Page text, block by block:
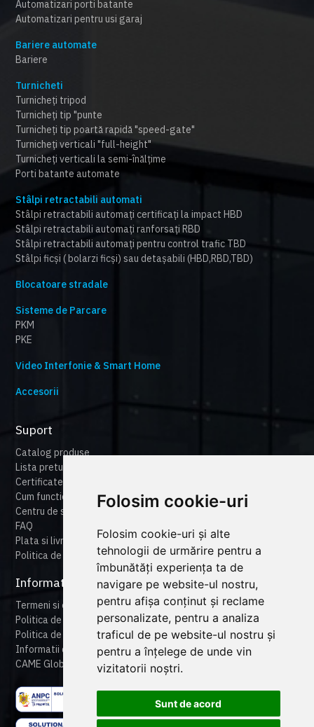
Folosim cookie-uri
Folosim cookie-uri și alte
tehnologii de urmărire pentru a
îmbunătăți experiența ta de
navigare pe website-ul nostru,
pentru afișa conținut și reclame
personalizate, pentru a analiza
traficul de pe website-ul nostru și
pentru a înțelege de unde vin
vizitatorii noștri.
Sunt de acord
Automatizari porti batante
Automatizari pentru usi garaj
Bariere automate
Bariere
Turnicheti
Turnicheți tripod
Turnicheți tip "punte
Turnicheți tip poartă rapidă "speed-gate"
Turnicheți verticali "full-height"
Turnicheți verticali la semi-înălțime
Porti batante automate
Stâlpi retractabili automati
Stâlpi retractabili automați certificați la impact HBD
Stâlpi retractabili automați ranforsați RBD
Stâlpi retractabili automați pentru control trafic TBD
Stâlpi ficși ( bolarzi ficși) sau detașabili (HBD,RBD,TBD)
Blocatoare stradale
Sisteme de Parcare
PKM
PKE
Video Interfonie & Smart Home
Accesorii
Suport
Catalog produse
Lista preturi
Certificate
Cum functioneaza cameonline
Centru de suport
FAQ
Plata si livrare
Politica de retur
Informatii legale
Termeni si conditii
Politica de confidentialitate
Politica de cookies
Informatii despre produse
CAME Global